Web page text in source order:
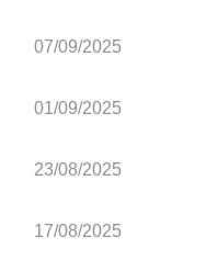
07/09/2025
01/09/2025
23/08/2025
17/08/2025